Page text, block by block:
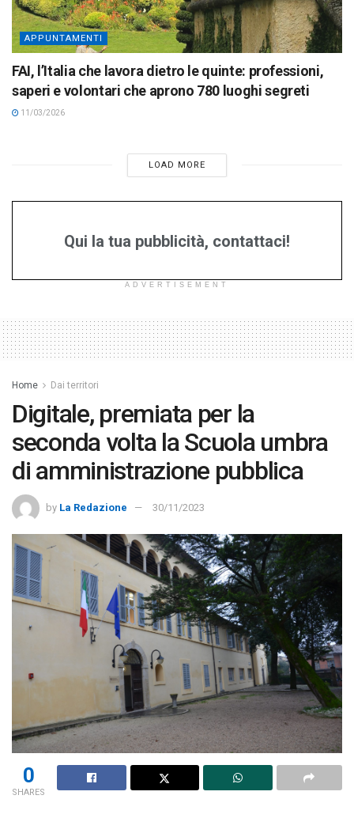
APPUNTAMENTI
FAI, l’Italia che lavora dietro le quinte: professioni,
saperi e volontari che aprono 780 luoghi segreti
11/03/2026
LOAD MORE
Qui la tua pubblicità, contattaci!
ADVERTISEMENT
Home Dai territori
Digitale, premiata per la
seconda volta la Scuola umbra
di amministrazione pubblica
by La Redazione 30/11/2023
0
SHARES